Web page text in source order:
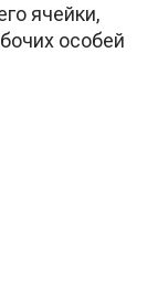
ячейки,
особей